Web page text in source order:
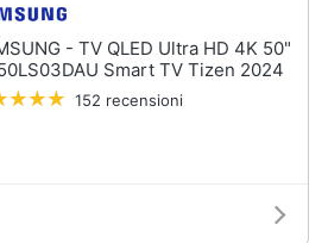
- TV QLED Ultra HD 4K 50"
Smart TV Tizen 2024
152 recensioni